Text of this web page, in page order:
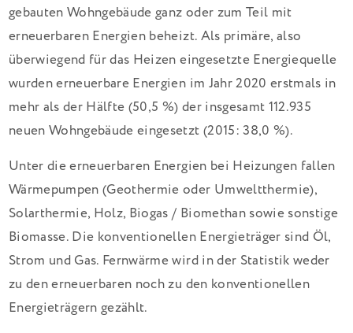
gebauten Wohngebäude ganz oder zum Teil mit
erneuerbaren Energien beheizt. Als primäre, also
überwiegend für das Heizen eingesetzte Energiequelle
wurden erneuerbare Energien im Jahr 2020 erstmals in
mehr als der Hälfte (50,5 %) der insgesamt 112.935
neuen Wohngebäude eingesetzt (2015: 38,0 %).
Unter die erneuerbaren Energien bei Heizungen fallen
Wärmepumpen (Geothermie oder Umweltthermie),
Solarthermie, Holz, Biogas / Biomethan sowie sonstige
Biomasse. Die konventionellen Energieträger sind Öl,
Strom und Gas. Fernwärme wird in der Statistik weder
zu den erneuerbaren noch zu den konventionellen
Energieträgern gezählt.